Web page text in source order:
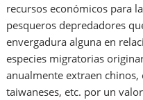
recursos económicos para
pesqueros depredadores
envergadura alguna en
especies migratorias
anualmente extraen
taiwaneses, etc. por un